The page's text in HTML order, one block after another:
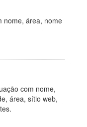
nome, área, nome
com nome,
área, sítio web,